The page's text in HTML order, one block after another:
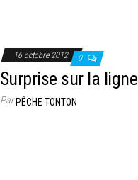
16 octobre 2012 0
Surprise sur la ligne
ParPÊCHE TONTON